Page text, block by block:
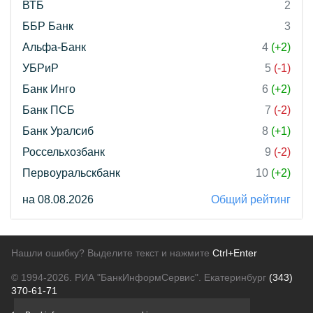
ВТБ
2
ББР Банк
3
Альфа-Банк
4 (+2)
УБРиР
5 (-1)
Банк Инго
6 (+2)
Банк ПСБ
7 (-2)
Банк Уралсиб
8 (+1)
Россельхозбанк
9 (-2)
Первоуральскбанк
10 (+2)
на 08.08.2026 Общий рейтинг
Нашли ошибку? Выделите текст и нажмите Ctrl+Enter
© 1994-2026. РИА "БанкИнформСервис". Екатеринбург (343)
370-61-71